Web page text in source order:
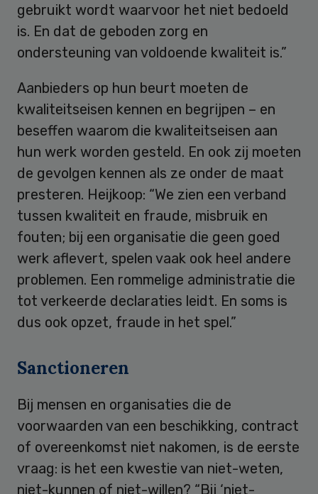
gebruikt wordt waarvoor het niet bedoeld
is. En dat de geboden zorg en
ondersteuning van voldoende kwaliteit is.”
Aanbieders op hun beurt moeten de
kwaliteitseisen kennen en begrijpen – en
beseffen waarom die kwaliteitseisen aan
hun werk worden gesteld. En ook zij moeten
de gevolgen kennen als ze onder de maat
presteren. Heijkoop: “We zien een verband
tussen kwaliteit en fraude, misbruik en
fouten; bij een organisatie die geen goed
werk aflevert, spelen vaak ook heel andere
problemen. Een rommelige administratie die
tot verkeerde declaraties leidt. En soms is
dus ook opzet, fraude in het spel.”
Sanctioneren
Bij mensen en organisaties die de
voorwaarden van een beschikking, contract
of overeenkomst niet nakomen, is de eerste
vraag: is het een kwestie van niet-weten,
niet-kunnen of niet-willen? “Bij ‘niet-